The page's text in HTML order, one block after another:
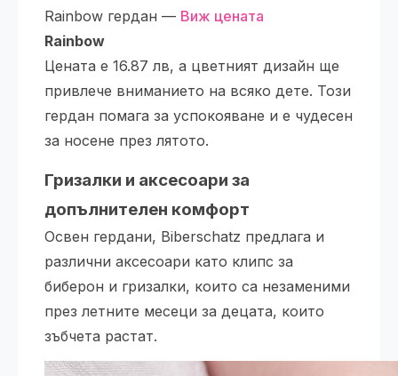
Rainbow гердан — Виж цената
Rainbow
Цената е 16.87 лв, а цветният дизайн ще
привлече вниманието на всяко дете. Този
гердан помага за успокояване и е чудесен
за носене през лятото.
Гризалки и аксесоари за
допълнителен комфорт
Освен гердани, Biberschatz предлага и
различни аксесоари като клипс за
биберон и гризалки, които са незаменими
през летните месеци за децата, които
зъбчета растат.